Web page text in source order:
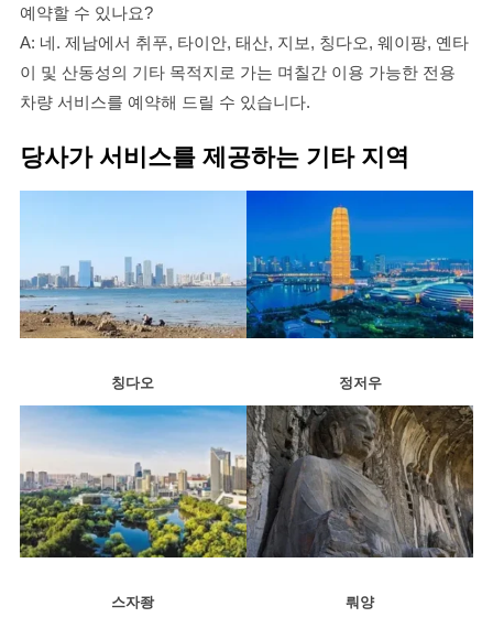
예약할 수 있나요?
A: 네. 제남에서 취푸, 타이안, 태산, 지보, 칭다오, 웨이팡, 옌타
이 및 산동성의 기타 목적지로 가는 며칠간 이용 가능한 전용
차량 서비스를 예약해 드릴 수 있습니다.
당사가 서비스를 제공하는 기타 지역
칭다오 정저우
스자좡 뤄양